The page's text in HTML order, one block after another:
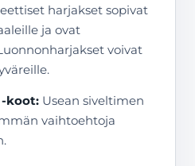
harjakset sopivat
ja ovat
voivat
-koot: Usean siveltimen
vaihtoehtoja